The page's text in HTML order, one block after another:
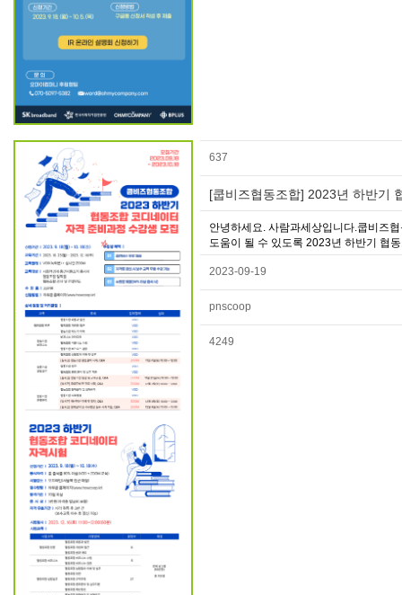
637
[쿱비즈협동조합] 2023년 하반기
안녕하세요. 사람과세상입니다.쿱비즈
도움이 될 수 있도록 2023년 하반기 협
2023-09-19
pnscoop
4249